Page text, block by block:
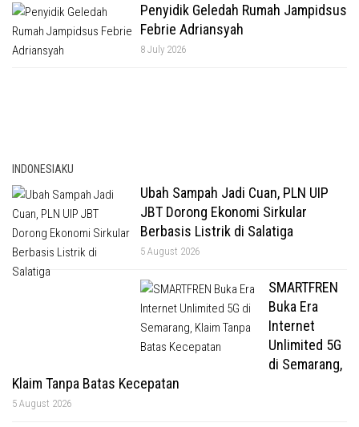
Penyidik Geledah Rumah Jampidsus
Febrie Adriansyah
8 July 2026
INDONESIAKU
Ubah Sampah Jadi Cuan, PLN UIP
JBT Dorong Ekonomi Sirkular
Berbasis Listrik di Salatiga
5 August 2026
SMARTFREN
Buka Era
Internet
Unlimited 5G
di Semarang,
Klaim Tanpa Batas Kecepatan
5 August 2026